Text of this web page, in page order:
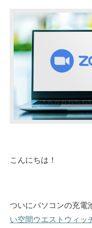
こんにちは！
ついにパソコンの充電
い空間ウエストウィッ